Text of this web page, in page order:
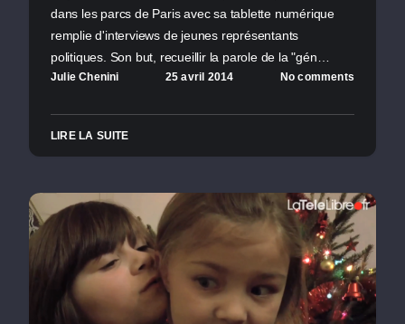
dans les parcs de Paris avec sa tablette numérique
remplie d'interviews de jeunes représentants
politiques. Son but, recueillir la parole de la "gén…
Julie Chenini 25 avril 2014 No comments
LIRE LA SUITE